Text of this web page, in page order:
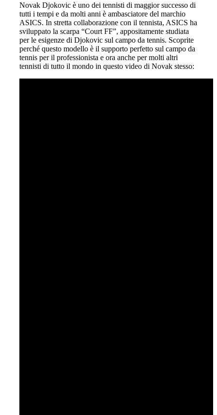
Novak Djokovic è uno dei tennisti di maggior successo di
tutti i tempi e da molti anni è ambasciatore del marchio
ASICS. In stretta collaborazione con il tennista, ASICS ha
sviluppato la scarpa “Court FF”, appositamente studiata
per le esigenze di Djokovic sul campo da tennis. Scoprite
perché questo modello è il supporto perfetto sul campo da
tennis per il professionista e ora anche per molti altri
tennisti di tutto il mondo in questo video di Novak stesso: